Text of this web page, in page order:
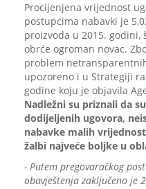
Procijenjena vrijednost
postupcima nabavki je
proizvoda u 2015. godini,
obrće ogroman novac.
problem
upozoreno i u Strategiji
godine koju je objavila
Nadležni su priznali da
dodijeljenih ugovora,
nabavke malih
žalbi najveće boljke u
- Putem pregovaračkog
obavještenja zaključeno je